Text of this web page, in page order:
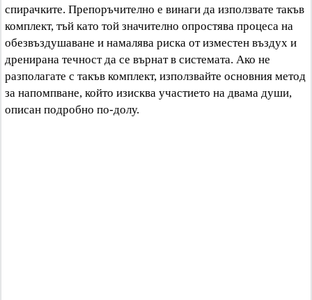
спирачките. Препоръчително е винаги да използвате такъв
комплект, тъй като той значително опростява процеса на
обезвъздушаване и намалява риска от изместен въздух и
дренирана течност да се върнат в системата. Ако не
разполагате с такъв комплект, използвайте основния метод
за напомпване, който изисква участието на двама души,
описан подробно по-долу.